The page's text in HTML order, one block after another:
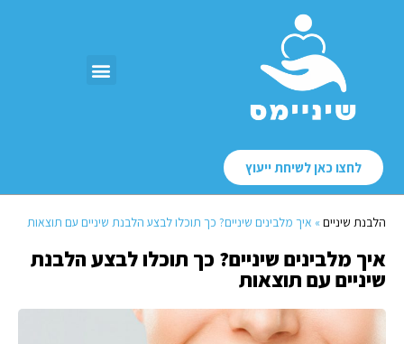
לחצו כאן לשיחת ייעוץ
הלבנת שיניים » איך מלבינים שיניים? כך תוכלו לבצע הלבנת שיניים עם תוצאות
איך מלבינים שיניים? כך תוכלו לבצע הלבנת
שיניים עם תוצאות